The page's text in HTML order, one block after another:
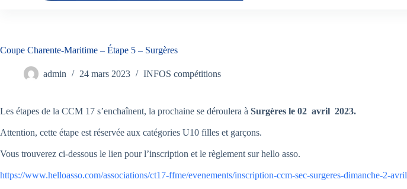
Coupe Charente-Maritime – Étape 5 – Surgères
admin 24 mars 2023 INFOS compétitions
Les étapes de la CCM 17 s’enchaînent, la prochaine se déroulera à Surgères le 02 avril 2023.
Attention, cette étape est réservée aux catégories U10 filles et garçons.
Vous trouverez ci-dessous le lien pour l’inscription et le règlement sur hello asso.
https://www.helloasso.com/associations/ct17-ffme/evenements/inscription-ccm-sec-surgeres-dimanche-2-avril